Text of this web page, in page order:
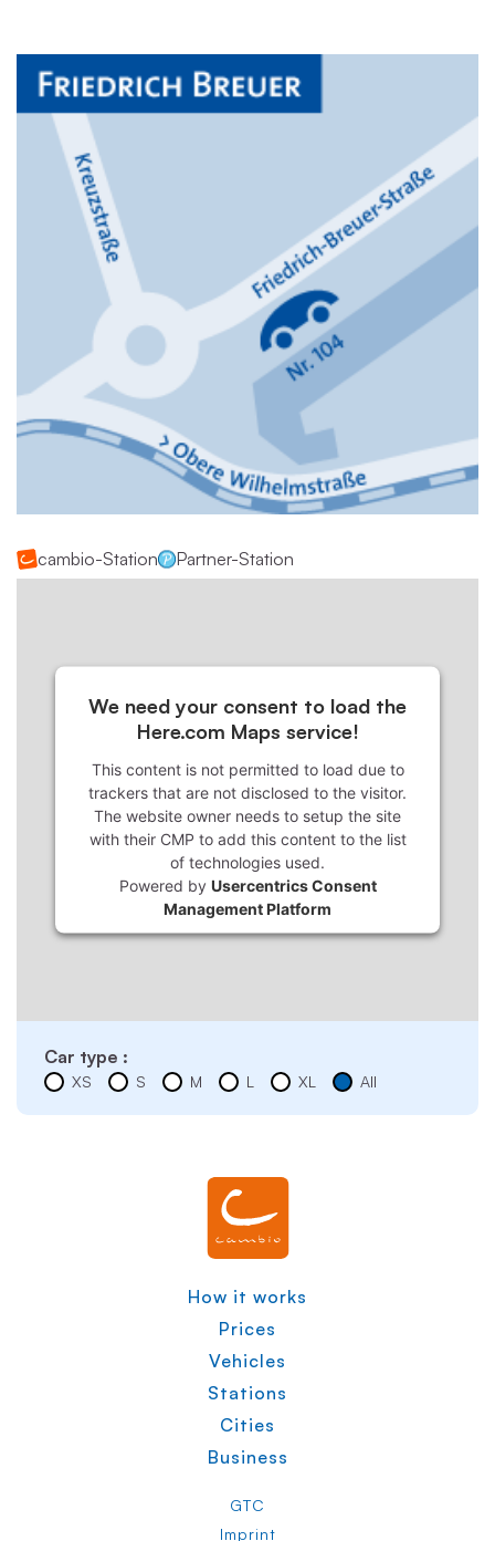
cambio-Station Partner-Station
We need your consent to load the
Here.com Maps service!
This content is not permitted to load due to
trackers that are not disclosed to the visitor.
The website owner needs to setup the site
with their CMP to add this content to the list
of technologies used.
Powered by Usercentrics Consent
Management Platform
Car type :
XS S M L XL All
How it works
Prices
Vehicles
Stations
Cities
Business
GTC
Imprint